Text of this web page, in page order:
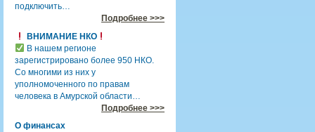
подключить…
Подробнее >>>
ВНИМАНИЕ НКО
В нашем регионе
зарегистрировано более 950 НКО.
Со многими из них у
уполномоченного по правам
человека в Амурской области…
Подробнее >>>
О финансах